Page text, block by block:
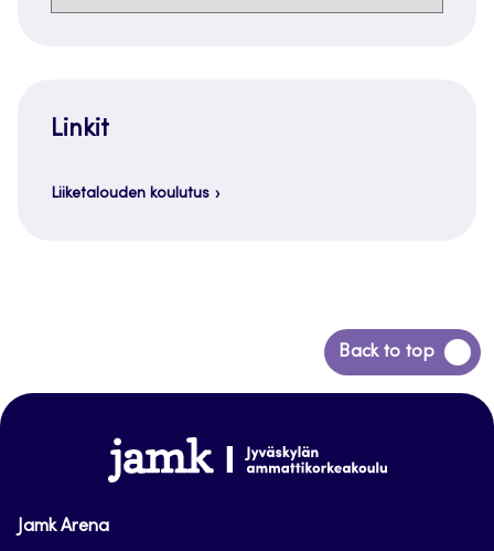
Linkit
Liiketalouden koulutus
Back to top
Siirry
takaisin
www.jamk.fi
Jamk Arena